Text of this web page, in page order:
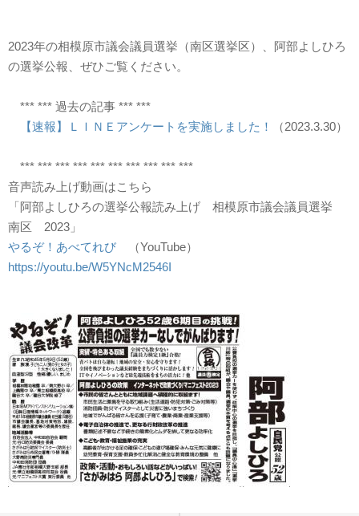
2023年の相模原市議会議員選挙（南区選挙区）、阿部よしひろ
の選挙公報、ぜひご覧ください。
*** *** 過去の記事 *** ***
【速報】ＬＩＮＥアンケートを実施しました！
（2023.3.30）
*** *** *** *** *** *** *** *** *** ***
音声読み上げ動画はこちら
「阿部よしひろの選挙公報読み上げ 相模原市議会議員選挙
南区 2023」
やるぞ！あべてれび （YouTube）
https://youtu.be/W5YNcM2546I